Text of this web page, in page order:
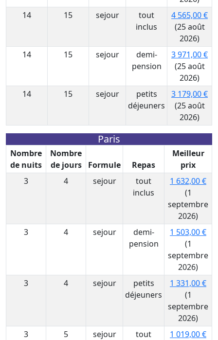
14
15 sejour
tout
inclus
4 565,00 €
(25 août
2026)
14
15 sejour
demi-
pension
3 971,00 €
(25 août
2026)
14
15 sejour
petits
déjeuners
3 179,00 €
(25 août
2026)
Paris
Nombre
de nuits
Nombre
de jours
Formule Repas
Meilleur
prix
3
4 sejour
tout
inclus
1 632,00 €
(1
septembre
2026)
3
4 sejour
demi-
pension
1 503,00 €
(1
septembre
2026)
3
4 sejour
petits
déjeuners
1 331,00 €
(1
septembre
2026)
3
5 sejour
tout
1 019,00 €